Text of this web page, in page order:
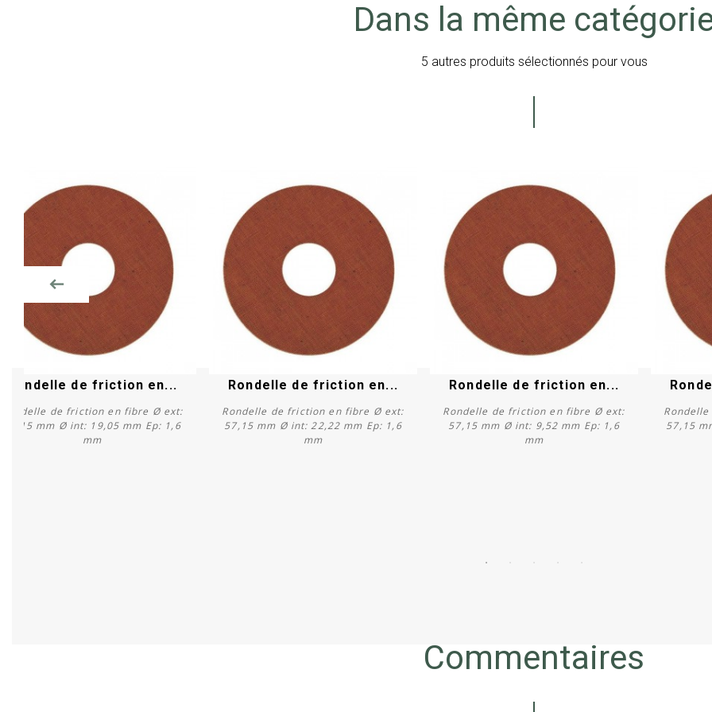
Dans la même
5 autres produits sélectionnés pour vous
Rondelle de friction en...
Rondelle de friction en fibre Ø ext:
57,15 mm Ø int: 19,05 mm Ep: 1,6
mm
Rondelle de friction en...
Rondelle de friction en fibre Ø ext:
57,15 mm Ø int: 22,22 mm Ep: 1,6
mm
Rondelle de friction en...
Rondelle de friction en fibre Ø ext:
57,15 mm Ø int: 9,52 mm Ep: 1,6
mm
57,15
Commentaires